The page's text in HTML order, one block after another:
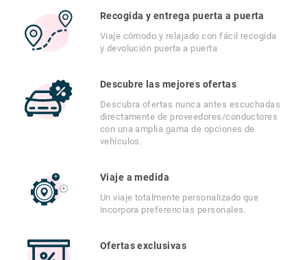
Recogida y entrega puerta a puerta
Viaje cómodo y relajado con fácil recogida
y devolución puerta a puerta
Descubre las mejores ofertas
Descubra ofertas nunca antes escuchadas
directamente de proveedores/conductores
con una amplia gama de opciones de
vehículos.
Viaje a medida
Un viaje totalmente personalizado que
incorpora preferencias personales.
Ofertas exclusivas